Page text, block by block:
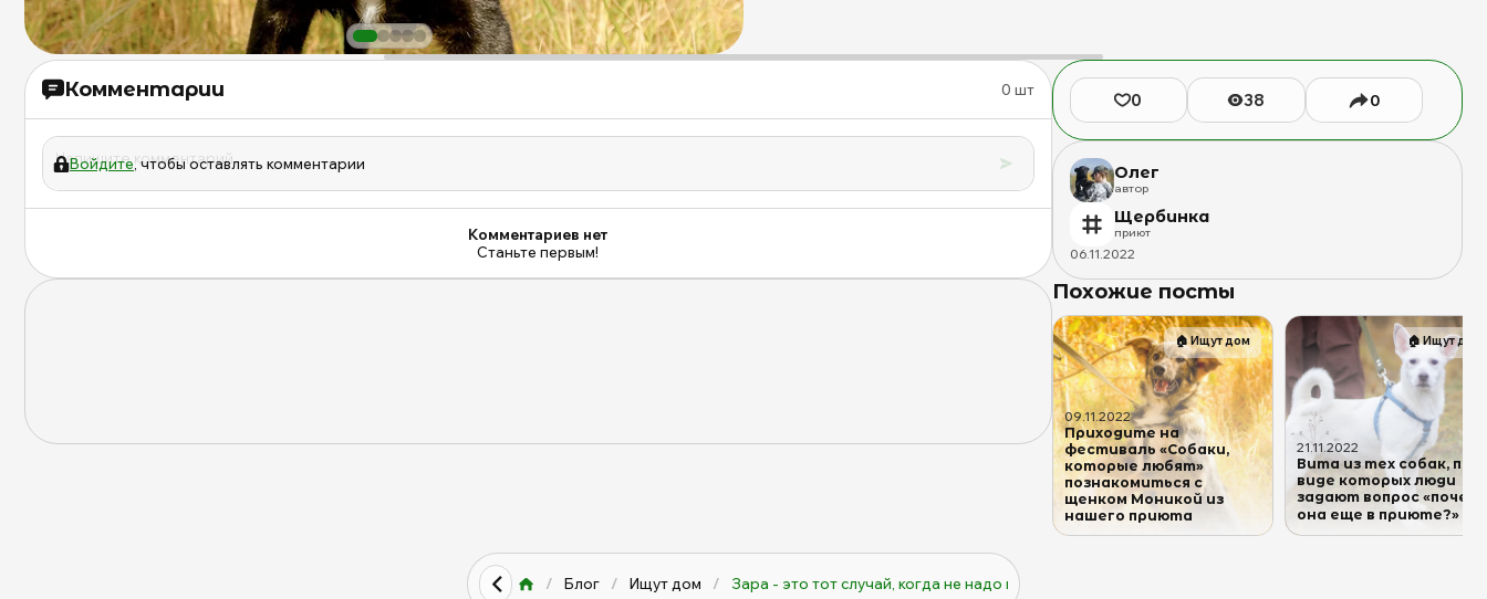
и
|
Приют
для
бездомных
Бутово,
и
любоваться
|
Приют
Щербинка
Бутово,
ЮЗАО
Комментарии 0 шт
Войдите, чтобы оставлять комментарии
Комментариев нет
Станьте первым!
0 38 0
Олег
автор
Щербинка
приют
06.11.2022
Похожие посты
09.11.2022
Приходите на
фестиваль «Собаки,
которые любят»
познакомиться с
щенком Моникой из
нашего приюта
🏠Ищут дом
21.11.2022
Вита из тех собак, при
виде которых люди
задают вопрос
она еще в приюте?» 🤷‍♂️
🏠Ищут дом
/ Блог / Ищут дом / Зара - это тот случай, когда не надо гадать, а просто любить и любоваться 😍